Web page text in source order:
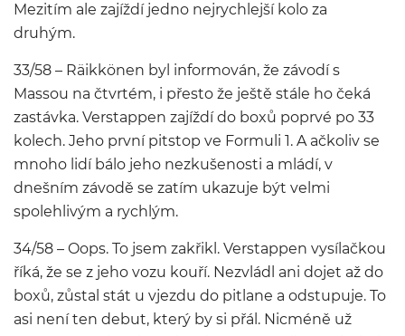
Mezitím ale zajíždí jedno nejrychlejší kolo za
druhým.
33/58 – Räikkönen byl informován, že závodí s
Massou na čtvrtém, i přesto že ještě stále ho čeká
zastávka. Verstappen zajíždí do boxů poprvé po 33
kolech. Jeho první pitstop ve Formuli 1. A ačkoliv se
mnoho lidí bálo jeho nezkušenosti a mládí, v
dnešním závodě se zatím ukazuje být velmi
spolehlivým a rychlým.
34/58 – Oops. To jsem zakřikl. Verstappen vysílačkou
říká, že se z jeho vozu kouří. Nezvládl ani dojet až do
boxů, zůstal stát u vjezdu do pitlane a odstupuje. To
asi není ten debut, který by si přál. Nicméně už